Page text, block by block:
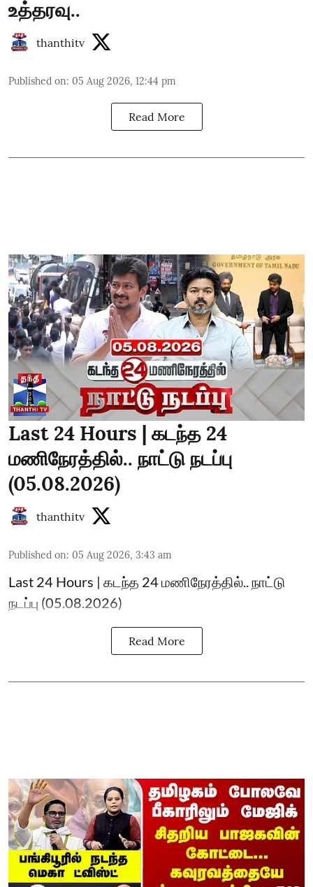
உத்தரவு..
thanthitv
Published on: 05 Aug 2026, 12:44 pm
Read More
Last 24 Hours | கடந்த 24
மணிநேரத்தில்.. நாட்டு நடப்பு
(05.08.2026)
thanthitv
Published on: 05 Aug 2026, 3:43 am
Last 24 Hours | கடந்த 24 மணிநேரத்தில்.. நாட்டு
நடப்பு (05.08.2026)
Read More